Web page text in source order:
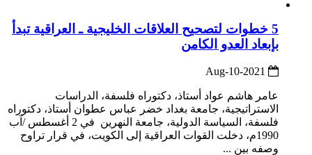
5 خطوات لتصحيح العلاقات الخليجية ـ العراقية تبدأ
بإبعاد العدو الكامن
عامر هاشم عواد أستاذ، دكتوراه فلسفة، الدراسات
الاستراتيجية، جامعة بغداد خضر عباس عطوان أستاذ، دكتوراه
فلسفة، السياسة الدولية، جامعة النهرين في 2 أغسطس /آب
1990م، دخلت القوات العراقية إلى الكويت، في قرار تراوح
وصفه بين ...